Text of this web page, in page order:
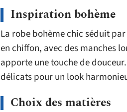
Inspiration bohème
La robe bohème chic séduit
en chiffon, avec des manches
apporte une touche de
délicats pour un look
Choix des matières